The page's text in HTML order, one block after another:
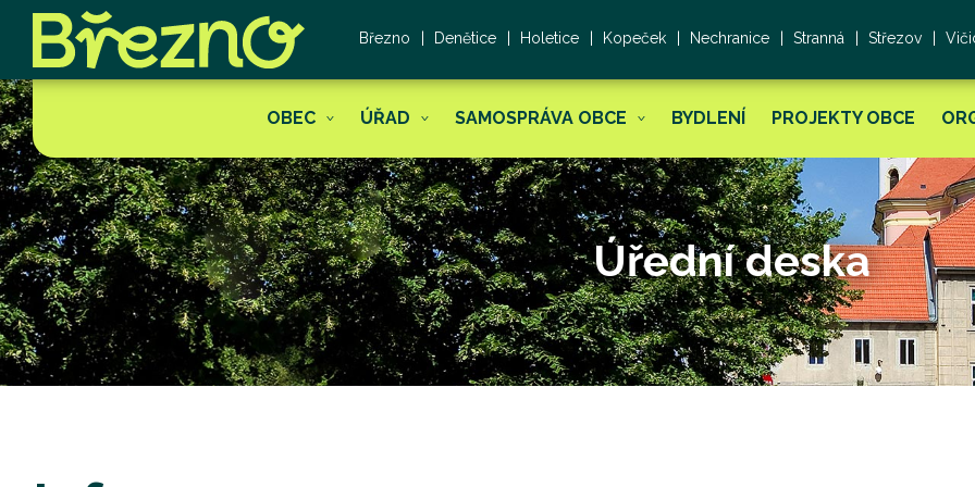
Březno Denětice Holetice Kopeček Nechranice Stranná Střezov
OBEC ÚŘAD SAMOSPRÁVA OBCE BYDLENÍ PROJEKTY OBCE
Úřední deska